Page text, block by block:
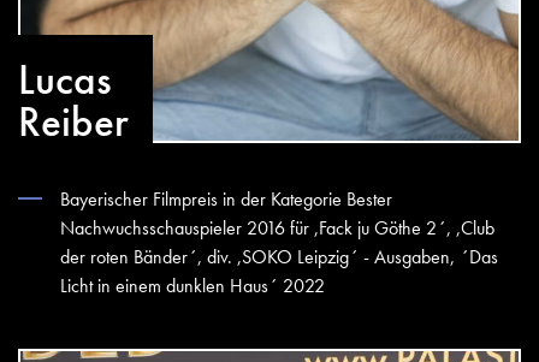
Lucas
Reiber
Bayerischer Filmpreis in der Kategorie Bester
Nachwuchsschauspieler 2016 für ,Fack ju Göthe 2´, ,Club
der roten Bänder´, div. ,SOKO Leipzig´ - Ausgaben, ´Das
Licht in einem dunklen Haus´ 2022